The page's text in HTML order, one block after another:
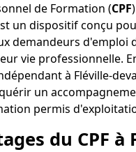
de Formation (CPF
un dispositif conçu
demandeurs d'emploi
vie professionnelle.
à Fléville-
un
permis
du CPF à